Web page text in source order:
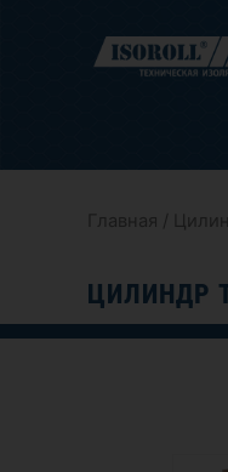
Главная /
ЦИЛИНДР